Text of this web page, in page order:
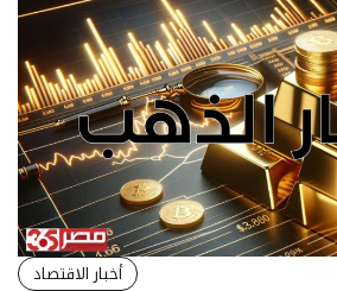
أخبار الاقتصاد